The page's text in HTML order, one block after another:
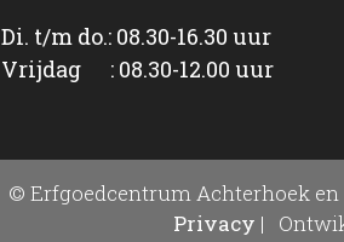
Di. t/m do.: 08.30-16.30 uur
Vrijdag : 08.30-12.00 uur
© Erfgoedcentrum Achterhoek en
Privacy |